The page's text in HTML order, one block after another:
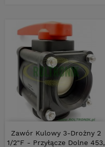
Zawór Kulowy 3-Drożny 2
1/2"F - Przyłącze Dolne 453,